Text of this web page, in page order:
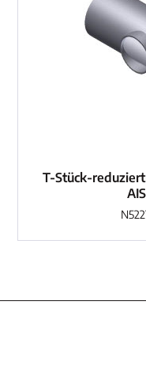
T-Stück-